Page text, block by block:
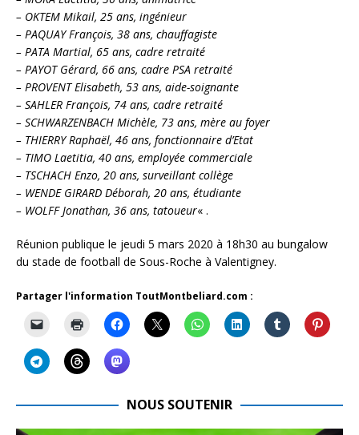
– OKTEM Mikail, 25 ans, ingénieur
– PAQUAY François, 38 ans, chauffagiste
– PATA Martial, 65 ans, cadre retraité
– PAYOT Gérard, 66 ans, cadre PSA retraité
– PROVENT Elisabeth, 53 ans, aide-soignante
– SAHLER François, 74 ans, cadre retraité
– SCHWARZENBACH Michèle, 73 ans, mère au foyer
– THIERRY Raphaël, 46 ans, fonctionnaire d’Etat
– TIMO Laetitia, 40 ans, employée commerciale
– TSCHACH Enzo, 20 ans, surveillant collège
– WENDE GIRARD Déborah, 20 ans, étudiante
– WOLFF Jonathan, 36 ans, tatoueur« .
Réunion publique le jeudi 5 mars 2020 à 18h30 au bungalow
du stade de football de Sous-Roche à Valentigney.
Partager l'information ToutMontbeliard.com :
NOUS SOUTENIR